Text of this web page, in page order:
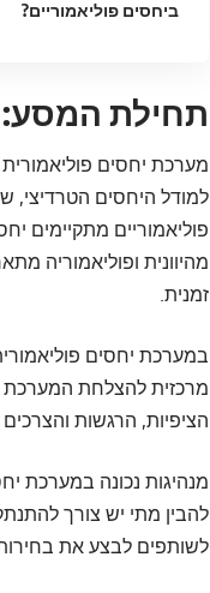
ביחסים פוליאמוריים?
תחילת המסע:
מערכת יחסים
למודל היחסים הטרדיצי,
פוליאמוריים מתקיימים
מהיוונית ופוליאמוריה
זמנית.
במערכת יחסים
מרכזית להצלחת המערכת
הציפיות, הרגשות
מנהיגות נכונה במערכת
להבין מתי יש צורך
לשותפים לבצע את